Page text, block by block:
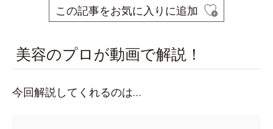
この記事をお気に入りに追加
美容のプロが動画で解説！
今回解説してくれるのは…